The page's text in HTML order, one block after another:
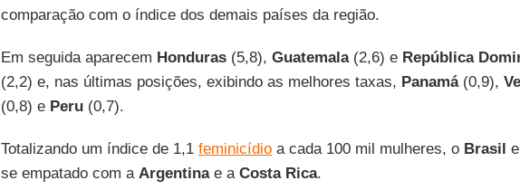
comparação com o índice dos demais países da região.
Em seguida aparecem Honduras(5,8), Guatemala(2,6) e República
(2,2) e, nas últimas posições, exibindo as melhores taxas, Panamá(0,9),
(0,8) e Peru(0,7).
Totalizando um índice de 1,1 feminicídioa cada 100 mil mulheres, o Brasil
se empatado com a Argentinae a Costa Rica.